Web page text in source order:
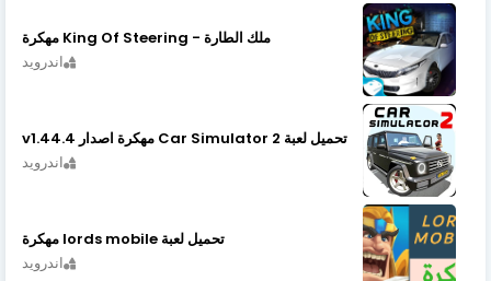
ملك الطارة - King Of Steering مهكرة
اندرويد
تحميل لعبة Car Simulator 2 مهكرة اصدار v1.44.4
اندرويد
تحميل لعبة lords mobile مهكرة
اندرويد